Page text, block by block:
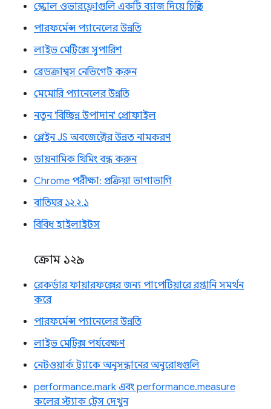
স্ক্রোল ওভারফ্লোগুলি একটি ব্যাজ দিয়ে চিহ্নিত
পারফর্মেন্স প্যানেলের উন্নতি
লাইভ মেট্রিক্সে সুপারিশ
ব্রেডক্রাম্বস নেভিগেট করুন
মেমোরি প্যানেলের উন্নতি
নতুন 'বিচ্ছিন্ন উপাদান' প্রোফাইল
প্লেইন JS অবজেক্টের উন্নত নামকরণ
ডায়নামিক থিমিং বন্ধ করুন
Chrome পরীক্ষা: প্রক্রিয়া ভাগাভাগি
বাতিঘর ১২.২.১
বিবিধ হাইলাইটস
ক্রোম ১২৯
রেকর্ডার ফায়ারফক্সের জন্য পাপেটিয়ারে রপ্তানি সমর্থন
করে
পারফর্মেন্স প্যানেলের উন্নতি
লাইভ মেট্রিক্স পর্যবেক্ষণ
নেটওয়ার্ক ট্র্যাকে অনুসন্ধানের অনুরোধগুলি
performance.mark এবং performance.measure
কলের স্ট্যাক ট্রেস দেখুন